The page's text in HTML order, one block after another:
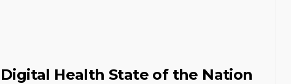
Digital Health State of the Nation